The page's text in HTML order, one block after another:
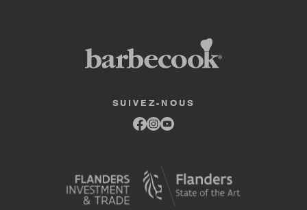
SUIVEZ-NOUS
Link
to
Link
to
Link